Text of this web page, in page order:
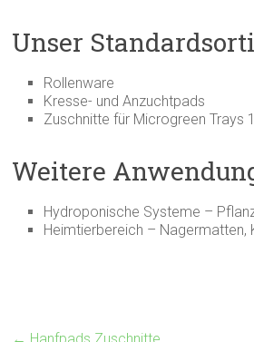
Unser
Rollenware
Kresse- und Anzuchtpads
Zuschnitte für Microgreen Trays
Weitere
Hydroponische Systeme –
Heimtierbereich – Nagermatten,